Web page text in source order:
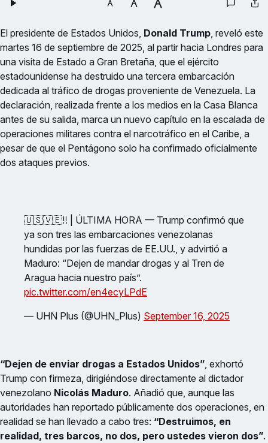
El presidente de Estados Unidos, Donald Trump, reveló este
martes 16 de septiembre de 2025, al partir hacia Londres para
una visita de Estado a Gran Bretaña, que el ejército
estadounidense ha destruido una tercera embarcación
dedicada al tráfico de drogas proveniente de Venezuela. La
declaración, realizada frente a los medios en la Casa Blanca
antes de su salida, marca un nuevo capítulo en la escalada de
operaciones militares contra el narcotráfico en el Caribe, a
pesar de que el Pentágono solo ha confirmado oficialmente
dos ataques previos.
🇺🇸🇻🇪‼️ | ÚLTIMA HORA — Trump confirmó que
ya son tres las embarcaciones venezolanas
hundidas por las fuerzas de EE.UU., y advirtió a
Maduro: “Dejen de mandar drogas y al Tren de
Aragua hacia nuestro país”.
pic.twitter.com/en4ecyLPdE
— UHN Plus (@UHN_Plus) September 16, 2025
“Dejen de enviar drogas a Estados Unidos”, exhortó
Trump con firmeza, dirigiéndose directamente al dictador
venezolano Nicolás Maduro. Añadió que, aunque las
autoridades han reportado públicamente dos operaciones, en
realidad se han llevado a cabo tres: “Destruimos, en
realidad, tres barcos, no dos, pero ustedes vieron dos”.